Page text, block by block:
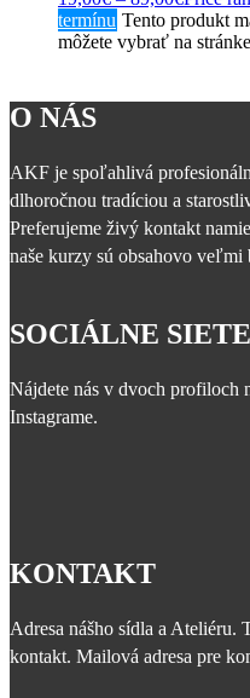
termínu Tento produkt
môžete vybrať na
O NÁS
AKF je spoľahlivá
dlhoročnou tradíciou a
Preferujeme živý kontakt
naše kurzy sú obsahovo veľmi
SOCIÁLNE SIETE
Nájdete nás v dvoch profiloch
Instagrame.
KONTAKT
Adresa nášho sídla a Ateliéru.
kontakt. Mailová adresa pre